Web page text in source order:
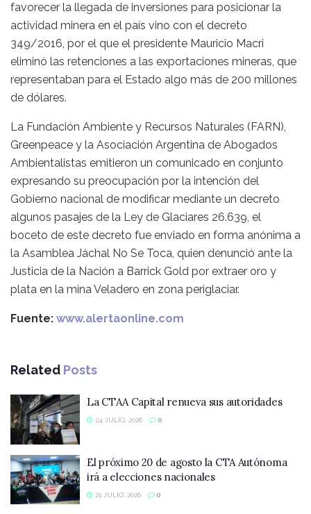
favorecer la llegada de inversiones para posicionar la
actividad minera en el país vino con el decreto
349/2016, por el que el presidente Mauricio Macri
eliminó las retenciones a las exportaciones mineras, que
representaban para el Estado algo más de 200 millones
de dólares.
La Fundación Ambiente y Recursos Naturales (FARN),
Greenpeace y la Asociación Argentina de Abogados
Ambientalistas emitieron un comunicado en conjunto
expresando su preocupación por la intención del
Gobierno nacional de modificar mediante un decreto
algunos pasajes de la Ley de Glaciares 26.639, el
boceto de este decreto fue enviado en forma anónima a
la Asamblea Jáchal No Se Toca, quien denunció ante la
Justicia de la Nación a Barrick Gold por extraer oro y
plata en la mina Veladero en zona periglaciar.
Fuente: www.alertaonline.com
Related Posts
La CTAA Capital renueva sus autoridades
24 JULIO, 2026 0
El próximo 20 de agosto la CTA Autónoma
irá a elecciones nacionales
21 JULIO, 2026 0